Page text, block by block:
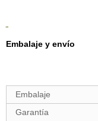
Embalaje y envío
Embalaje
Garantía